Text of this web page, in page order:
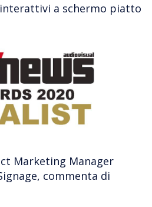
a schermo piatto
Marketing Manager
commenta di